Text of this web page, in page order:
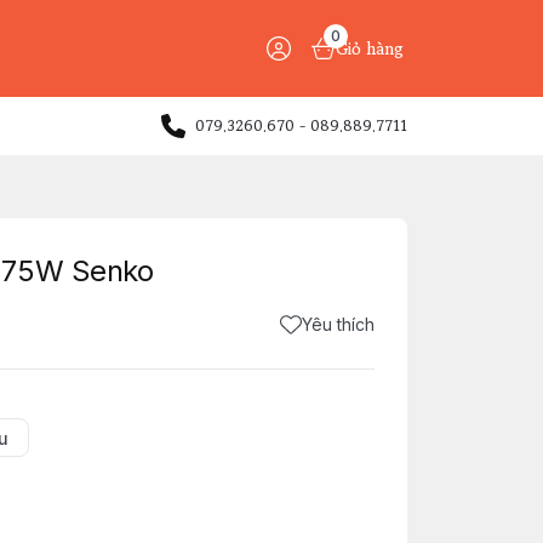
0
Giỏ hàng
079.3260.670 - 089.889.7711
Senko
Yêu thích